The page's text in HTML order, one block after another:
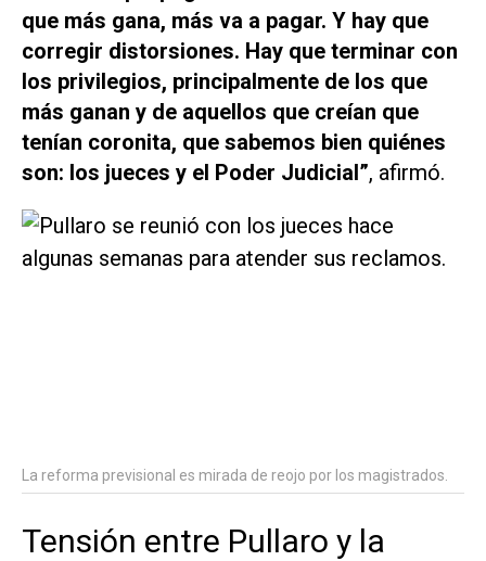
que más gana, más va a pagar. Y hay que
corregir distorsiones. Hay que terminar con
los privilegios, principalmente de los que
más ganan y de aquellos que creían que
tenían coronita, que sabemos bien quiénes
son: los jueces y el Poder Judicial”, afirmó.
La reforma previsional es mirada de reojo por los magistrados.
Tensión entre Pullaro y la